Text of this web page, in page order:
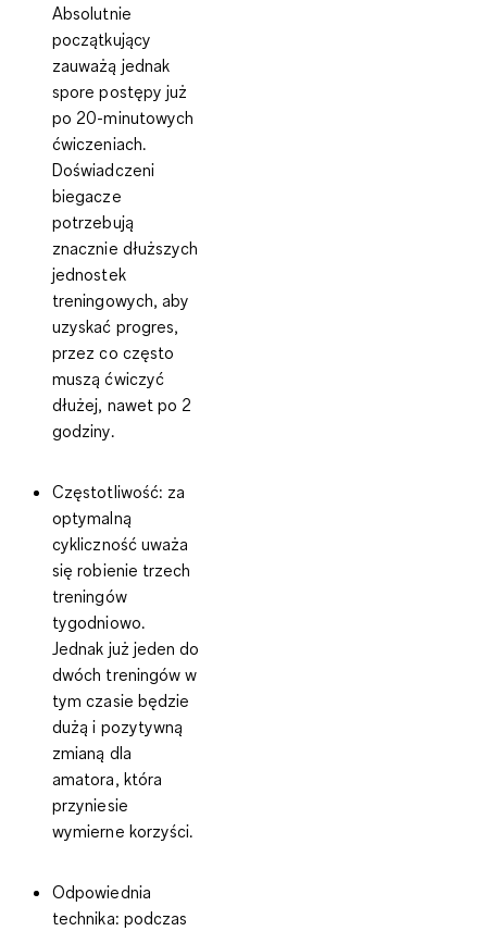
Absolutnie
początkujący
zauważą jednak
spore postępy już
po 20-minutowych
ćwiczeniach.
Doświadczeni
biegacze
potrzebują
znacznie dłuższych
jednostek
treningowych, aby
uzyskać progres,
przez co często
muszą ćwiczyć
dłużej, nawet po 2
godziny.
Częstotliwość: za
optymalną
cykliczność uważa
się robienie trzech
treningów
tygodniowo.
Jednak już jeden do
dwóch treningów w
tym czasie będzie
dużą i pozytywną
zmianą dla
amatora, która
przyniesie
wymierne korzyści.
Odpowiednia
technika: podczas